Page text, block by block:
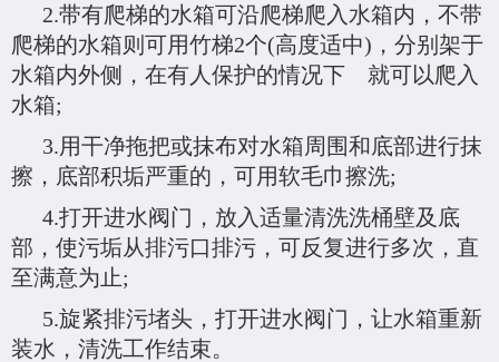
2.带有爬梯的水箱可沿爬梯爬入水箱内，不带
爬梯的水箱则可用竹梯2个(高度适中) ，分别架于
水箱内外侧，在有人保护的情况下 就可以爬入
水箱;
3.用干净拖把或抹布对水箱周围和底部进行抹
擦，底部积垢严重的，可用软毛巾擦洗;
4.打开进水阀门，放入适量清洗洗桶壁及底
部，使污垢从排污口排污，可反复进行多次，直
至满意为止;
5.旋紧排污堵头，打开进水阀门，让水箱重新
装水，清洗工作结束。